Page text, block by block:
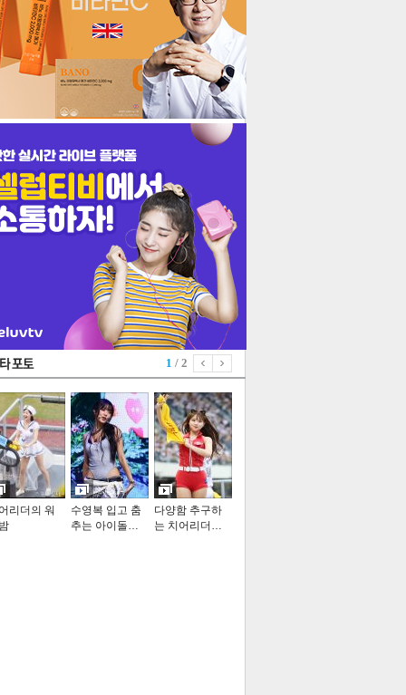
포토
1 / 2
리더의 워
수영복 입고 춤
추는 아이돌…
다양함 추구하
는 치어리더…